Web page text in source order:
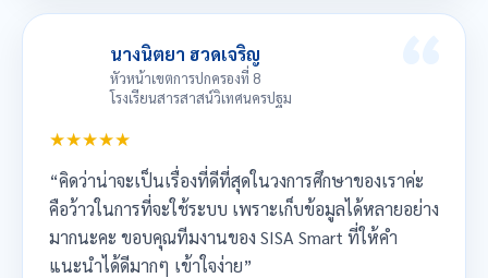
นางนิตยา ฮวดเจริญ
หัวหน้าเขตการปกครองที่ 8
โรงเรียนสารสาสน์วิเทศนครปฐม
★★★★★
“คิดว่าน่าจะเป็นเรื่องที่ดีที่สุดในวงการศึกษาของเราค่ะ
คือว้าวในการที่จะใช้ระบบ เพราะเก็บข้อมูลได้หลายอย่าง
มากนะคะ ขอบคุณทีมงานของ SISA Smart ที่ให้คำ
แนะนำได้ดีมากๆ เข้าใจง่าย”